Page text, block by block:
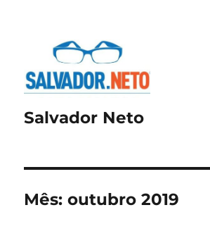
Salvador Neto
Mês:outubro 2019